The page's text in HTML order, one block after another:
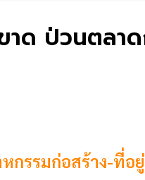
าด ป่วนตลา
กรรมก่อสร้าง-ที่